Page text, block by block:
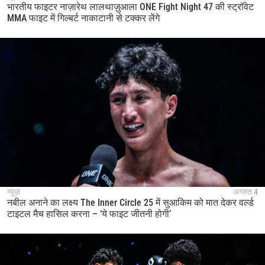
भारतीय फाइटर नाज़ारेथ लालथाज़ुआला ONE Fight Night 47 की स्ट्रॉवेट
MMA फाइट में गिल्बर्ट नाकाटानी से टक्कर लेंगे
न्यूज़ अगस्त 4
नबील अनाने का लक्ष्य The Inner Circle 25 में सुआकिम को मात देकर वर्ल्ड
टाइटल मैच हासिल करना – ‘ये फाइट जीतनी होगी’